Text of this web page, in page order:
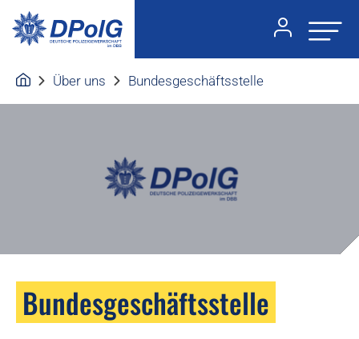
Über uns Bundesgeschäftsstelle
Bundesgeschäftsstelle